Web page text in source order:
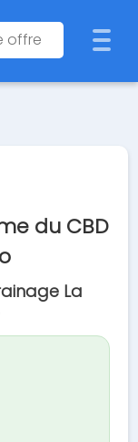
du CBD
La